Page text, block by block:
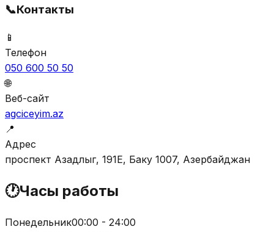
📞Контакты
📱
Телефон
050 600 50 50
🌐
Веб-сайт
agciceyim.az
📍
Адрес
проспект Азадлыг, 191E, Баку 1007, Азербайджан
🕐Часы работы
Понедельник00:00 - 24:00